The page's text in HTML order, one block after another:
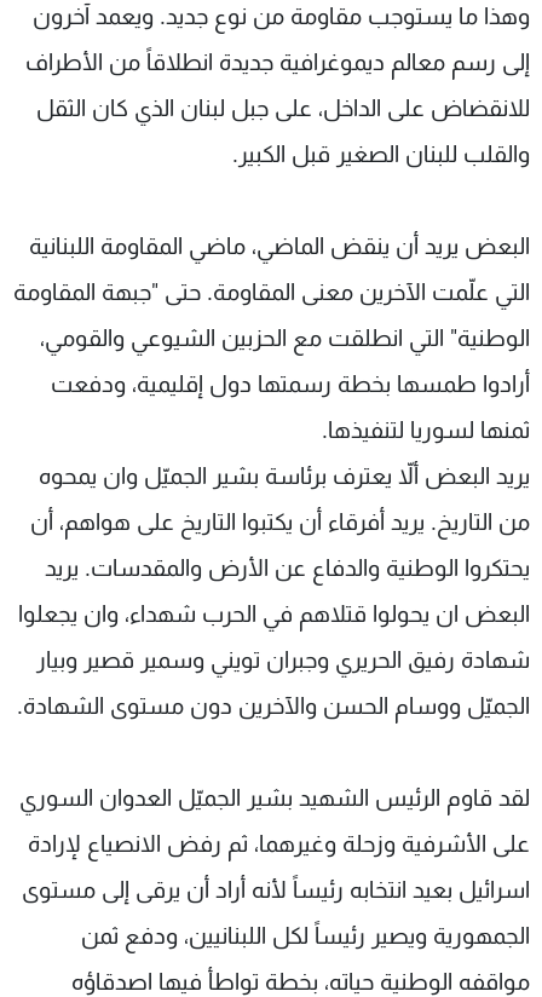
وهذا ما يستوجب مقاومة من نوع جديد. ويعمد آخرون
إلى رسم معالم ديموغرافية جديدة انطلاقاً من الأطراف
للانقضاض على الداخل، على جبل لبنان الذي كان الثقل
والقلب للبنان الصغير قبل الكبير.
البعض يريد أن ينقض الماضي، ماضي المقاومة اللبنانية
التي علّمت الآخرين معنى المقاومة. حتى "جبهة المقاومة
الوطنية" التي انطلقت مع الحزبين الشيوعي والقومي،
أرادوا طمسها بخطة رسمتها دول إقليمية، ودفعت
ثمنها لسوريا لتنفيذها.
يريد البعض ألاّ يعترف برئاسة بشير الجميّل وان يمحوه
من التاريخ. يريد أفرقاء أن يكتبوا التاريخ على هواهم، أن
يحتكروا الوطنية والدفاع عن الأرض والمقدسات. يريد
البعض ان يحولوا قتلاهم في الحرب شهداء، وان يجعلوا
شهادة رفيق الحريري وجبران تويني وسمير قصير وبيار
الجميّل ووسام الحسن والآخرين دون مستوى الشهادة.
لقد قاوم الرئيس الشهيد بشير الجميّل العدوان السوري
على الأشرفية وزحلة وغيرهما، ثم رفض الانصياع لإرادة
اسرائيل بعيد انتخابه رئيساً لأنه أراد أن يرقى إلى مستوى
الجمهورية ويصير رئيساً لكل اللبنانيين، ودفع ثمن
مواقفه الوطنية حياته، بخطة تواطأ فيها اصدقاؤه
الإنـتـاج
تواصل معنا
سياسة الخصوصية